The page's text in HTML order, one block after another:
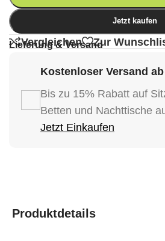
Jetzt kaufen
Vergleichen Zur
Lieferung & Versand
Kostenloser Versand
Bis zu 15% Rabatt auf
Betten und Nachttische
Jetzt Einkaufen
Produktdetails